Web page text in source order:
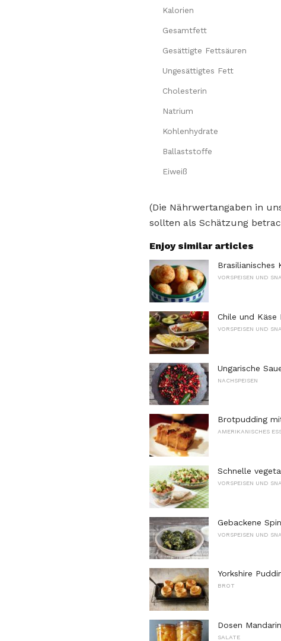
Kalorien
Gesamtfett
Gesättigte Fettsäuren
Ungesättigtes Fett
Cholesterin
Natrium
Kohlenhydrate
Ballaststoffe
Eiweiß
(Die Nährwertangaben in
sollten als Schätzung
Enjoy similar articles
Brasilianisches
VORSPEISEN UND
Chile und Käse
VORSPEISEN UND
Ungarische
NACHSPEISEN
Brotpudding
AMERIKANISCHES
Schnelle
VORSPEISEN UND
Gebackene
VORSPEISEN UND
Yorkshire
BROT
Dosen
SALATE